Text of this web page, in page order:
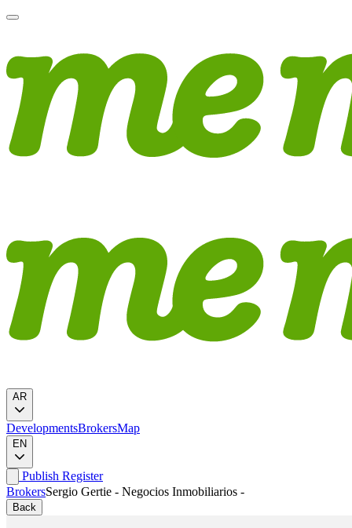
AR
DevelopmentsBrokersMap
EN
Publish Register
BrokersSergio Gertie - Negocios Inmobiliarios -
Back